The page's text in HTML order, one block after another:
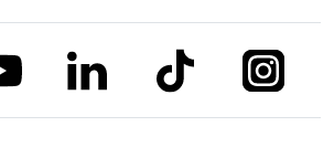
link to youtubelink to linkedinlink to tiktok link to